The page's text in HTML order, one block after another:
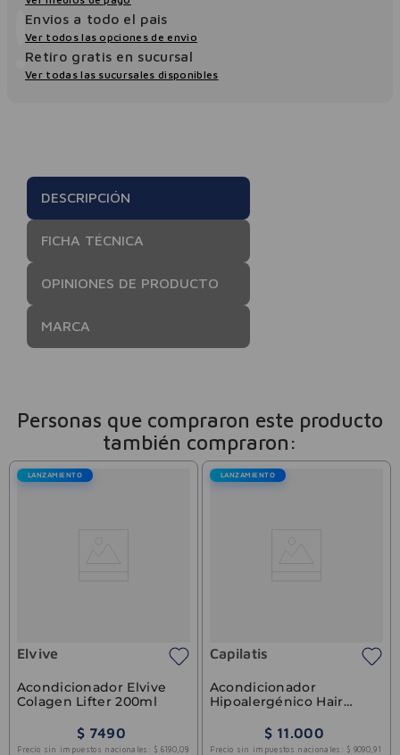
Envios a todo el pais
Ver todos las opciones de envio
Retiro gratis en sucursal
Ver todas las sucursales disponibles
DESCRIPCIÓN
FICHA TÉCNICA
OPINIONES DE PRODUCTO
MARCA
Personas que compraron este producto
también compraron:
LANZAMIENTO
Elvive
Acondicionador Elvive
Colagen Lifter 200ml
$ 7490
Precio sin impuestos nacionales: $ 6190 ,08
LANZAMIENTO
Capilatis
Acondicionador
Hipoalergénico Hair
$ 11.000
Precio sin impuestos nacionales: $ 9090 ,91